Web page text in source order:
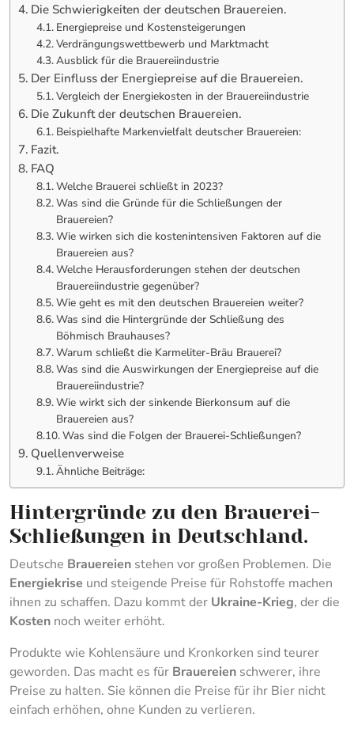
Die Schwierigkeiten der deutschen Brauereien.
Energiepreise und Kostensteigerungen
Verdrängungswettbewerb und Marktmacht
Ausblick für die Brauereiindustrie
Der Einfluss der Energiepreise auf die Brauereien.
Vergleich der Energiekosten in der Brauereiindustrie
Die Zukunft der deutschen Brauereien.
Beispielhafte Markenvielfalt deutscher Brauereien:
Fazit.
FAQ
Welche Brauerei schließt in 2023?
Was sind die Gründe für die Schließungen der
Brauereien?
Wie wirken sich die kostenintensiven Faktoren auf die
Brauereien aus?
Welche Herausforderungen stehen der deutschen
Brauereiindustrie gegenüber?
Wie geht es mit den deutschen Brauereien weiter?
Was sind die Hintergründe der Schließung des
Böhmisch Brauhauses?
Warum schließt die Karmeliter-Bräu Brauerei?
Was sind die Auswirkungen der Energiepreise auf die
Brauereiindustrie?
Wie wirkt sich der sinkende Bierkonsum auf die
Brauereien aus?
Was sind die Folgen der Brauerei-Schließungen?
Quellenverweise
Ähnliche Beiträge:
Hintergründe zu den Brauerei-
Schließungen in Deutschland.
Deutsche Brauereien stehen vor großen Problemen. Die
Energiekrise und steigende Preise für Rohstoffe machen
ihnen zu schaffen. Dazu kommt der Ukraine-Krieg, der die
Kosten noch weiter erhöht.
Produkte wie Kohlensäure und Kronkorken sind teurer
geworden. Das macht es für Brauereien schwerer, ihre
Preise zu halten. Sie können die Preise für ihr Bier nicht
einfach erhöhen, ohne Kunden zu verlieren.